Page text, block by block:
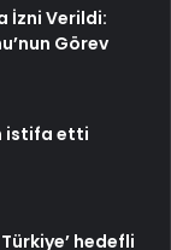
İzni Verildi:
Görev
istifa etti
hedefli